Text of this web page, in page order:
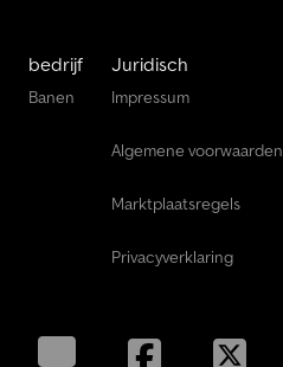
bedrijf
Banen
Juridisch
Impressum
Algemene voorwaarden
Marktplaatsregels
Privacyverklaring